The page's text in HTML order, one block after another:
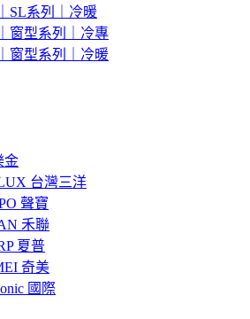
SL系列｜冷暖
窗型系列｜冷專
窗型系列｜冷暖
金
台灣三洋
聲寶
禾聯
夏普
奇美
國際